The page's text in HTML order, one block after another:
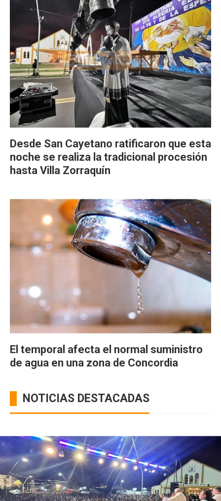
Desde San Cayetano ratificaron que esta
noche se realiza la tradicional procesión
hasta Villa Zorraquín
El temporal afecta el normal suministro
de agua en una zona de Concordia
NOTICIAS DESTACADAS